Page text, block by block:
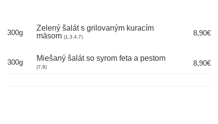
300g
Zelený šalát s grilovaným kuracím
mäsom (1,3,4,7) 8,90€
300g Miešaný šalát so syrom feta a pestom
(7,8) 8,90€